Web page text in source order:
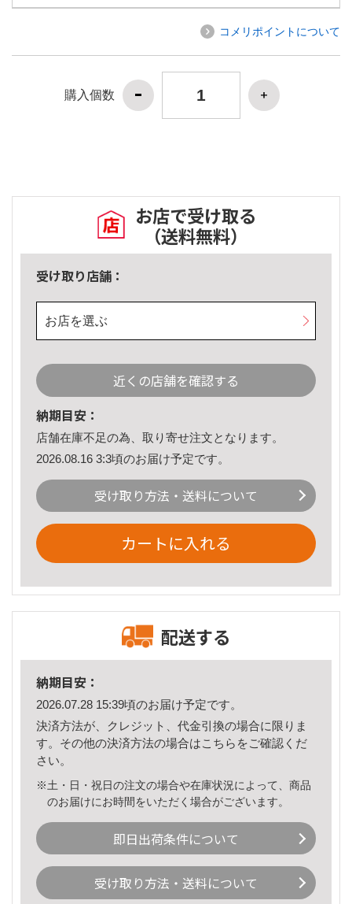
コメリポイントについて
購入個数
お店で受け取る
（送料無料）
受け取り店舗：
お店を選ぶ
近くの店舗を確認する
納期目安：
店舗在庫不足の為、取り寄せ注文となります。
2026.08.16 3:3頃のお届け予定です。
受け取り方法・送料について
カートに入れる
配送する
納期目安：
2026.07.28 15:39頃のお届け予定です。
決済方法が、クレジット、代金引換の場合に限りま
す。その他の決済方法の場合はこちら をご確認くだ
さい。
※土・日・祝日の注文の場合や在庫状況によって、商品
のお届けにお時間をいただく場合がございます。
即日出荷条件について
受け取り方法・送料について